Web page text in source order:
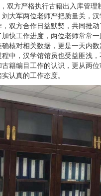
方严格执行古籍出入库管理
大军两位老师严把质量关，
双方合作日益默契，共同推
快工作进度，两位老师常常
核对相关数据，更是一天内
中，汉学馆馆员也受益匪浅
籍编目工作的认识，更从两
认真的工作态度。